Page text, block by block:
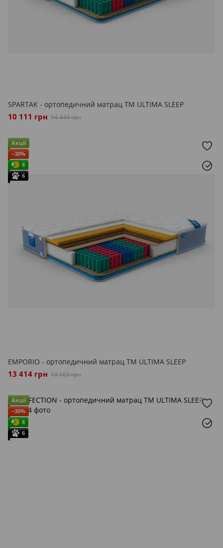
SPARTAK - ортопедичний матрац ТМ ULTIMA SLEEP
10 111 грн 14 444 грн
Акції
−30%
8
6
EMPORIO - ортопедичний матрац ТМ ULTIMA SLEEP
13 414 грн 19 163 грн
Акції
−30%
8
6